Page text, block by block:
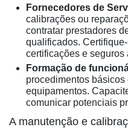
Fornecedores de
calibrações ou
contratar prestadores
qualificados.
certificações e seguros
Formação de
procedimentos
equipamentos.
comunicar potenciais
A manutenção e